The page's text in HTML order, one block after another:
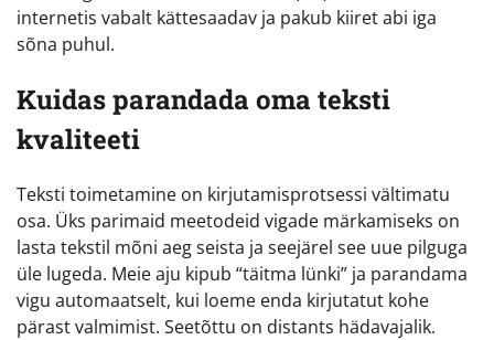
internetis vabalt kättesaadav ja pakub kiiret abi iga
sõna puhul.
Kuidas parandada oma teksti
kvaliteeti
Teksti toimetamine on kirjutamisprotsessi vältimatu
osa. Üks parimaid meetodeid vigade märkamiseks on
lasta tekstil mõni aeg seista ja seejärel see uue pilguga
üle lugeda. Meie aju kipub “täitma lünki” ja parandama
vigu automaatselt, kui loeme enda kirjutatut kohe
pärast valmimist. Seetõttu on distants hädavajalik.